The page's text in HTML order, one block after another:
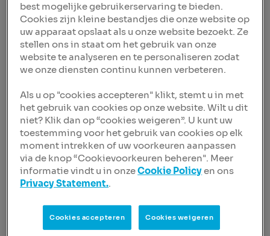
Maatschappelijk Statuut en de Bankierseedgelden
voor alle medewerkers van financiële instellingen in
Nederland. NIBC steunt de principes van de Code
Banken om het vertrouwen terug te winnen, de
stabiliteit te waarborgen en de belangen van onze
stakeholders te beschermen.
Een uitgebreid overzicht van de naleving door NIBC van
de Code Banken 2015 vindt u bij downloads.
De klachtenprocedure van NIBC vindt u op
de Compliance pagina's op onze website.
Compliance
best mogelijke gebruikerservaring te bieden.
Cookies zijn kleine bestandjes die onze website op
uw apparaat opslaat als u onze website bezoekt. Ze
stellen ons in staat om het gebruik van onze
website te analyseren en te personaliseren zodat
we onze diensten continu kunnen verbeteren.
Als u op "cookies accepteren" klikt, stemt u in met
het gebruik van cookies op onze website. Wilt u dit
niet? Klik dan op “cookies weigeren”. U kunt uw
toestemming voor het gebruik van cookies op elk
moment intrekken of uw voorkeuren aanpassen
via de knop “Cookievoorkeuren beheren". Meer
informatie vindt u in onzeCookie Policyen ons
Privacy Statement..
Cookies accepteren Cookies weigeren